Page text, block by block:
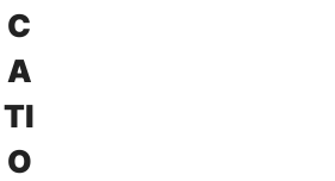
C
A
TI
O